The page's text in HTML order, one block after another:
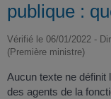
publique :
Vérifié le 06/01/2022 -
(Première ministre)
Aucun texte ne définit
des agents de la